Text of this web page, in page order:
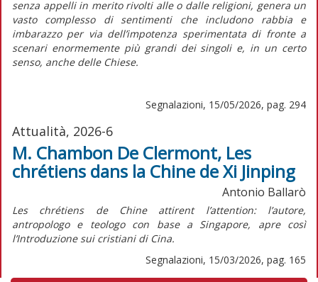
senza appelli in merito rivolti alle o dalle religioni, genera un
vasto complesso di sentimenti che includono rabbia e
imbarazzo per via dell’impotenza sperimentata di fronte a
scenari enormemente più grandi dei singoli e, in un certo
senso, anche delle Chiese.
Segnalazioni, 15/05/2026, pag. 294
Attualità, 2026-6
M. Chambon De Clermont, Les
chrétiens dans la Chine de Xi Jinping
Antonio Ballarò
Les chrétiens de Chine attirent l’attention:l’autore,
antropologo e teologo con base a Singapore, apre così
l’Introduzione sui cristiani di Cina.
Segnalazioni, 15/03/2026, pag. 165